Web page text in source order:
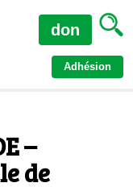
Adhésion
don
–
de